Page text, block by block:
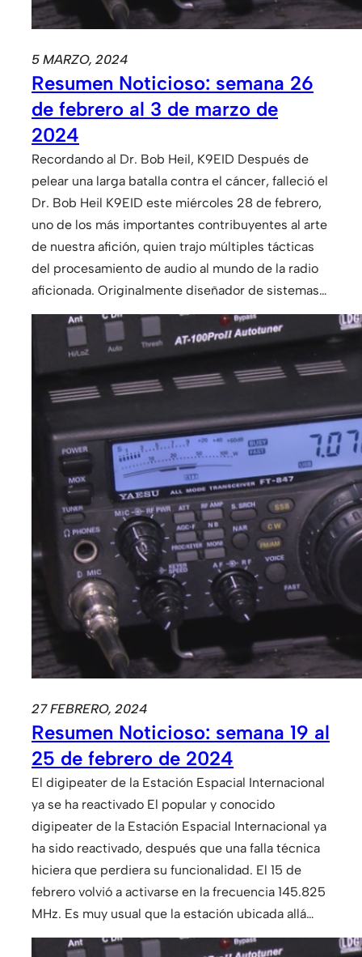
5 MARZO, 2024
Resumen Noticioso: semana 26
de febrero al 3 de marzo de
2024
Recordando al Dr. Bob Heil, K9EID Después de
pelear una larga batalla contra el cáncer, falleció el
Dr. Bob Heil K9EID este miércoles 28 de febrero,
uno de los más importantes contribuyentes al arte
de nuestra afición, quien trajo múltiples tácticas
del procesamiento de audio al mundo de la radio
aficionada. Originalmente diseñador de sistemas…
27 FEBRERO, 2024
Resumen Noticioso: semana 19 al
25 de febrero de 2024
El digipeater de la Estación Espacial Internacional
ya se ha reactivado El popular y conocido
digipeater de la Estación Espacial Internacional ya
ha sido reactivado, después que una falla técnica
hiciera que perdiera su funcionalidad. El 15 de
febrero volvió a activarse en la frecuencia 145.825
MHz. Es muy usual que la estación ubicada allá…